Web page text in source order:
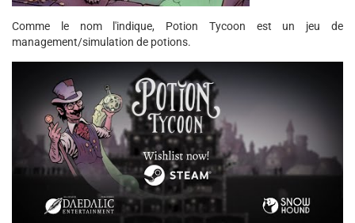
Comme le nom l'indique, Potion Tycoon est un jeu de
management/simulation de potions.